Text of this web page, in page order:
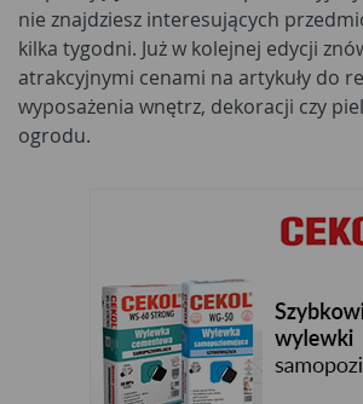
nie znajdziesz interesujących
kilka tygodni. Już w kolejnej edycji
atrakcyjnymi cenami na artykuły do
wyposażenia wnętrz, dekoracji czy
ogrodu.